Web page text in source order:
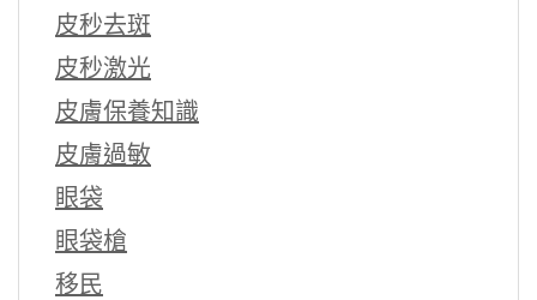
皮秒去斑
皮秒激光
皮膚保養知識
皮膚過敏
眼袋
眼袋槍
移民